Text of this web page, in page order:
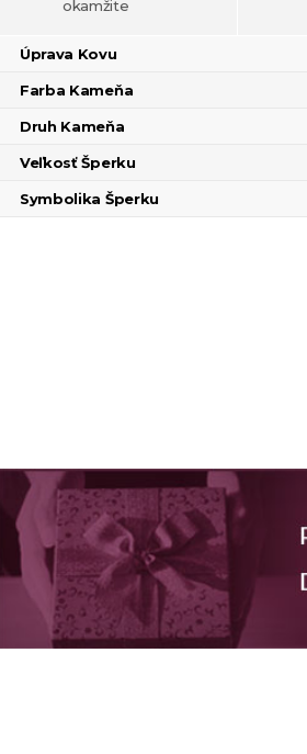
okamžite
Úprava Kovu
Farba Kameňa
Druh Kameňa
Veľkosť Šperku
Symbolika Šperku